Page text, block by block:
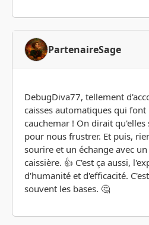
PartenaireSage
DebugDiva77, tellement
caisses automatiques qui font
cauchemar ! On dirait
pour nous frustrer. Et puis,
sourire et un échange avec
caissière. 👍 C'est ça aussi,
d'humanité et d'efficacité.
souvent les bases. 🤔